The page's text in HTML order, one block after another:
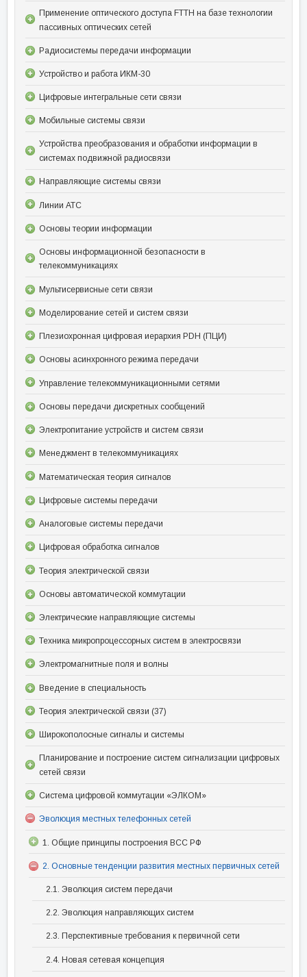
Применение оптического доступа FTTH на базе технологии
пассивных оптических сетей
Радиосистемы передачи информации
Устройство и работа ИКМ-30
Цифровые интегральные сети связи
Мобильные системы связи
Устройства преобразования и обработки информации в
системах подвижной радиосвязи
Направляющие системы связи
Линии АТС
Основы теории информации
Основы информационной безопасности в
телекоммуникациях
Мультисервисные сети связи
Моделирование сетей и систем связи
Плезиохронная цифровая иерархия PDH (ПЦИ)
Основы асинхронного режима передачи
Управление телекоммуникационными сетями
Основы передачи дискретных сообщений
Электропитание устройств и систем связи
Менеджмент в телекоммуникациях
Математическая теория сигналов
Цифровые системы передачи
Аналоговые системы передачи
Цифровая обработка сигналов
Теория электрической связи
Основы автоматической коммутации
Электрические направляющие системы
Техника микропроцессорных систем в электросвязи
Электромагнитные поля и волны
Введение в специальность
Теория электрической связи (37)
Широкополосные сигналы и системы
Планирование и построение систем сигнализации цифровых
сетей связи
Система цифровой коммутации «ЭЛКОМ»
Эволюция местных телефонных сетей
1. Общие принципы построения ВСС РФ
2. Основные тенденции развития местных первичных сетей
2.1. Эволюция систем передачи
2.2. Эволюция направляющих систем
2.3. Перспективные требования к первичной сети
2.4. Новая сетевая концепция